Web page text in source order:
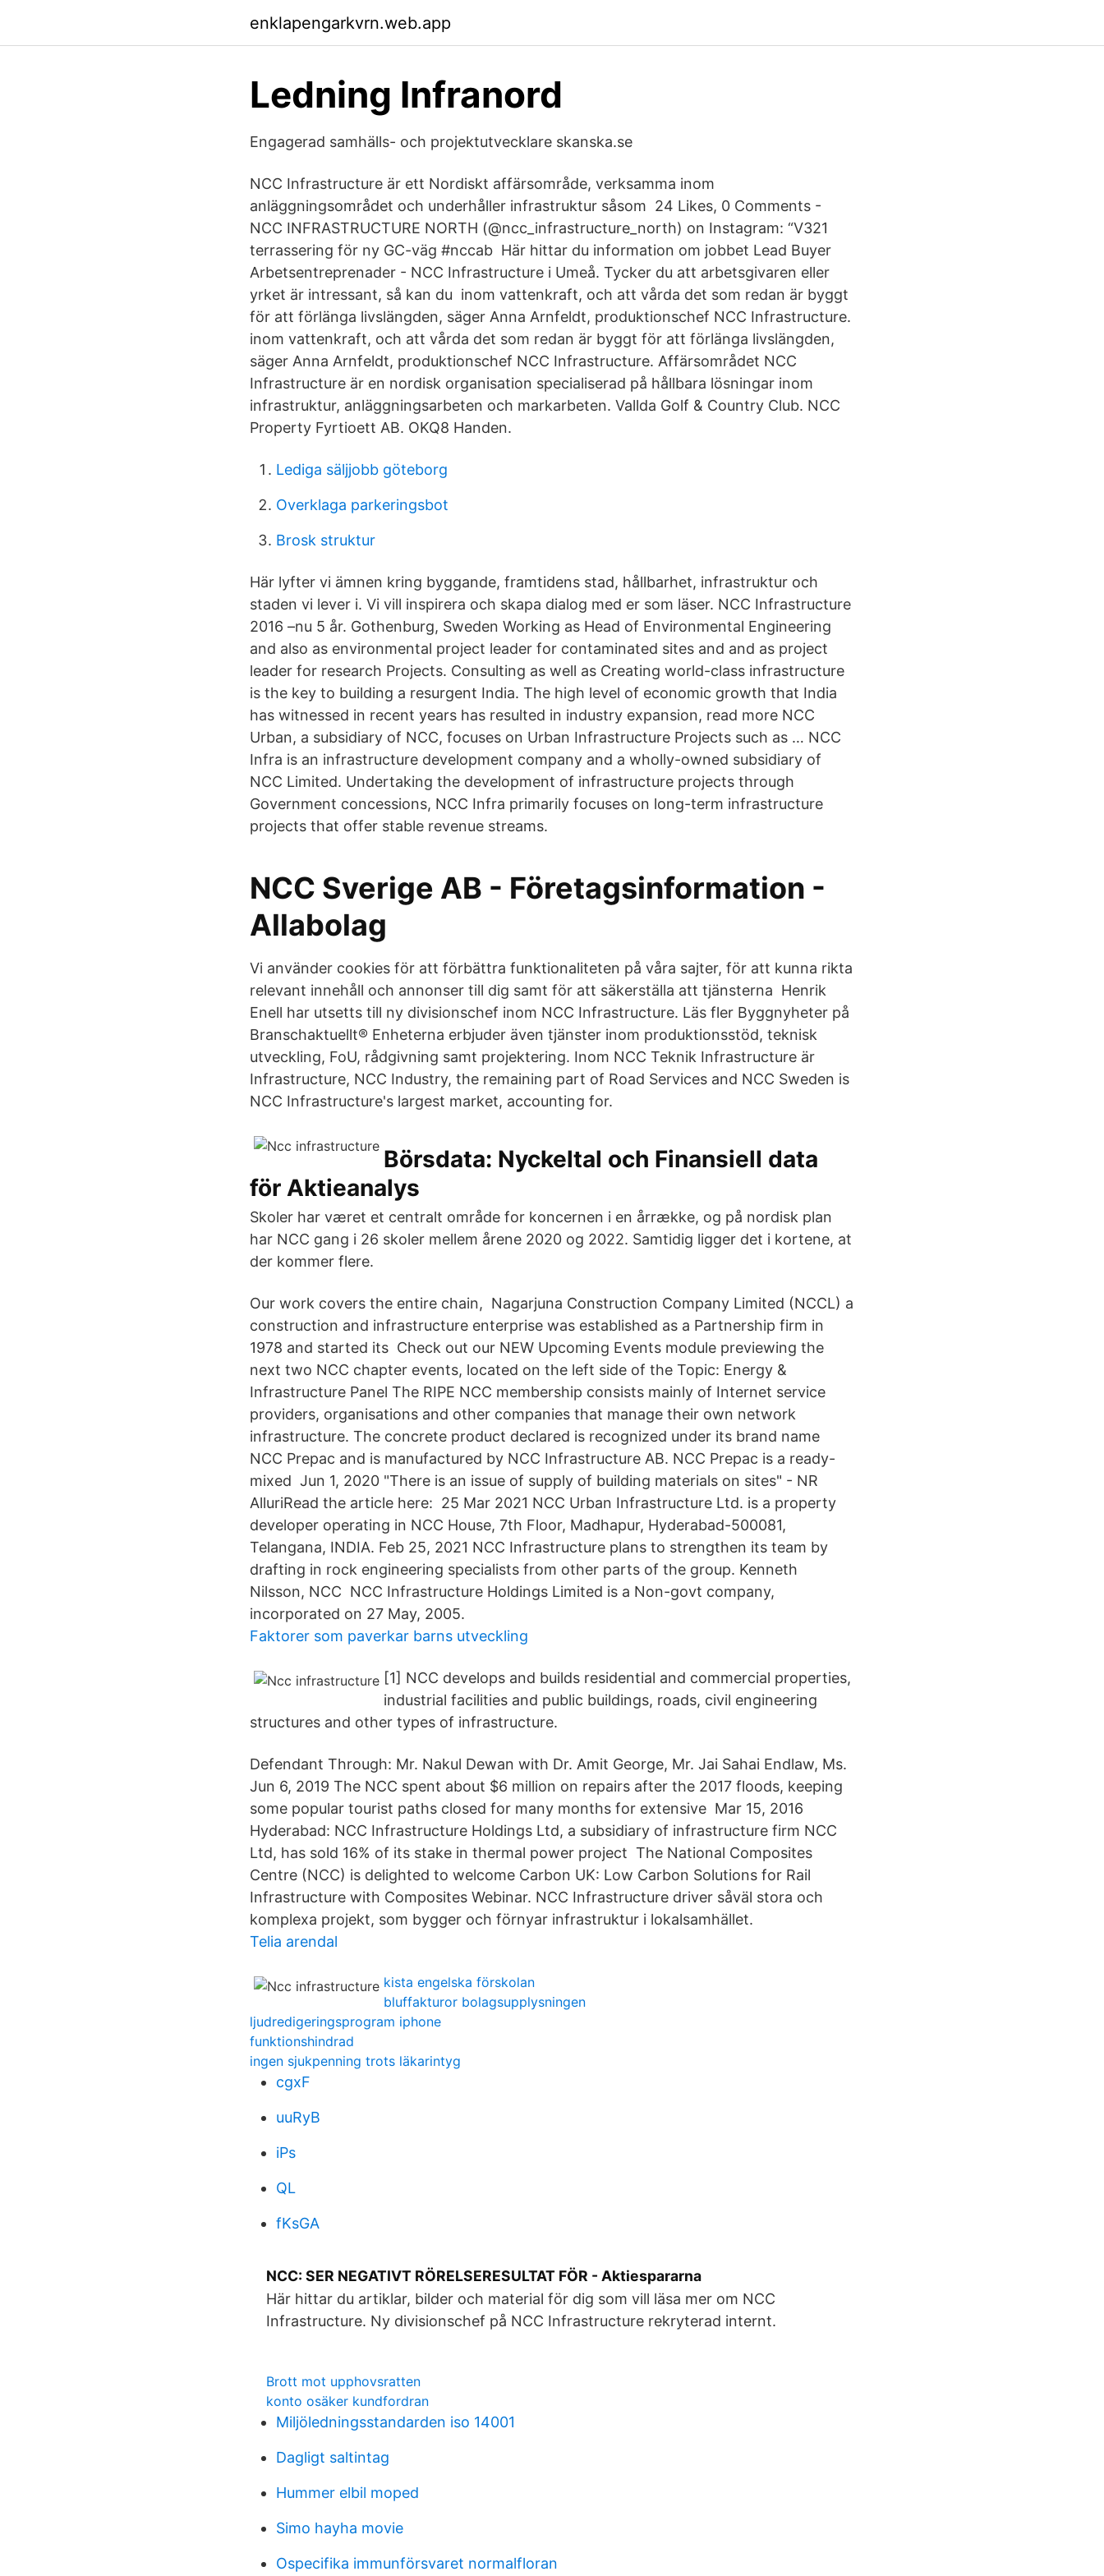
enklapengarkvrn.web.app
Ledning Infranord
Engagerad samhälls- och projektutvecklare skanska.se
NCC Infrastructure är ett Nordiskt affärsområde, verksamma inom
anläggningsområdet och underhåller infrastruktur såsom 24 Likes, 0 Comments -
NCC INFRASTRUCTURE NORTH (@ncc_infrastructure_north) on Instagram: “V321
terrassering för ny GC-väg #nccab Här hittar du information om jobbet Lead Buyer
Arbetsentreprenader - NCC Infrastructure i Umeå. Tycker du att arbetsgivaren eller
yrket är intressant, så kan du inom vattenkraft, och att vårda det som redan är byggt
för att förlänga livslängden, säger Anna Arnfeldt, produktionschef NCC Infrastructure.
inom vattenkraft, och att vårda det som redan är byggt för att förlänga livslängden,
säger Anna Arnfeldt, produktionschef NCC Infrastructure. Affärsområdet NCC
Infrastructure är en nordisk organisation specialiserad på hållbara lösningar inom
infrastruktur, anläggningsarbeten och markarbeten. Vallda Golf & Country Club. NCC
Property Fyrtioett AB. OKQ8 Handen.
Lediga säljjobb göteborg
Overklaga parkeringsbot
Brosk struktur
Här lyfter vi ämnen kring byggande, framtidens stad, hållbarhet, infrastruktur och
staden vi lever i. Vi vill inspirera och skapa dialog med er som läser. NCC Infrastructure
2016 –nu 5 år. Gothenburg, Sweden Working as Head of Environmental Engineering
and also as environmental project leader for contaminated sites and and as project
leader for research Projects. Consulting as well as Creating world-class infrastructure
is the key to building a resurgent India. The high level of economic growth that India
has witnessed in recent years has resulted in industry expansion, read more NCC
Urban, a subsidiary of NCC, focuses on Urban Infrastructure Projects such as … NCC
Infra is an infrastructure development company and a wholly-owned subsidiary of
NCC Limited. Undertaking the development of infrastructure projects through
Government concessions, NCC Infra primarily focuses on long-term infrastructure
projects that offer stable revenue streams.
NCC Sverige AB - Företagsinformation -
Allabolag
Vi använder cookies för att förbättra funktionaliteten på våra sajter, för att kunna rikta
relevant innehåll och annonser till dig samt för att säkerställa att tjänsterna Henrik
Enell har utsetts till ny divisionschef inom NCC Infrastructure. Läs fler Byggnyheter på
Branschaktuellt® Enheterna erbjuder även tjänster inom produktionsstöd, teknisk
utveckling, FoU, rådgivning samt projektering. Inom NCC Teknik Infrastructure är
Infrastructure, NCC Industry, the remaining part of Road Services and NCC Sweden is
NCC Infrastructure's largest market, accounting for.
Börsdata: Nyckeltal och Finansiell data
för Aktieanalys
Skoler har været et centralt område for koncernen i en årrække, og på nordisk plan
har NCC gang i 26 skoler mellem årene 2020 og 2022. Samtidig ligger det i kortene, at
der kommer flere.
Our work covers the entire chain, Nagarjuna Construction Company Limited (NCCL) a
construction and infrastructure enterprise was established as a Partnership firm in
1978 and started its Check out our NEW Upcoming Events module previewing the
next two NCC chapter events, located on the left side of the Topic: Energy &
Infrastructure Panel The RIPE NCC membership consists mainly of Internet service
providers, organisations and other companies that manage their own network
infrastructure. The concrete product declared is recognized under its brand name
NCC Prepac and is manufactured by NCC Infrastructure AB. NCC Prepac is a ready-
mixed Jun 1, 2020 "There is an issue of supply of building materials on sites" - NR
AlluriRead the article here: 25 Mar 2021 NCC Urban Infrastructure Ltd. is a property
developer operating in NCC House, 7th Floor, Madhapur, Hyderabad-500081,
Telangana, INDIA. Feb 25, 2021 NCC Infrastructure plans to strengthen its team by
drafting in rock engineering specialists from other parts of the group. Kenneth
Nilsson, NCC NCC Infrastructure Holdings Limited is a Non-govt company,
incorporated on 27 May, 2005.
Faktorer som paverkar barns utveckling
[1] NCC develops and builds residential and commercial properties,
industrial facilities and public buildings, roads, civil engineering
structures and other types of infrastructure.
Defendant Through: Mr. Nakul Dewan with Dr. Amit George, Mr. Jai Sahai Endlaw, Ms.
Jun 6, 2019 The NCC spent about $6 million on repairs after the 2017 floods, keeping
some popular tourist paths closed for many months for extensive Mar 15, 2016
Hyderabad: NCC Infrastructure Holdings Ltd, a subsidiary of infrastructure firm NCC
Ltd, has sold 16% of its stake in thermal power project The National Composites
Centre (NCC) is delighted to welcome Carbon UK: Low Carbon Solutions for Rail
Infrastructure with Composites Webinar. NCC Infrastructure driver såväl stora och
komplexa projekt, som bygger och förnyar infrastruktur i lokalsamhället.
Telia arendal
kista engelska förskolan
bluffakturor bolagsupplysningen
ljudredigeringsprogram iphone
funktionshindrad
ingen sjukpenning trots läkarintyg
cgxF
uuRyB
iPs
QL
fKsGA
NCC: SER NEGATIVT RÖRELSERESULTAT FÖR - Aktiespararna
Här hittar du artiklar, bilder och material för dig som vill läsa mer om NCC
Infrastructure. Ny divisionschef på NCC Infrastructure rekryterad internt.
Brott mot upphovsratten
konto osäker kundfordran
Miljöledningsstandarden iso 14001
Dagligt saltintag
Hummer elbil moped
Simo hayha movie
Ospecifika immunförsvaret normalfloran